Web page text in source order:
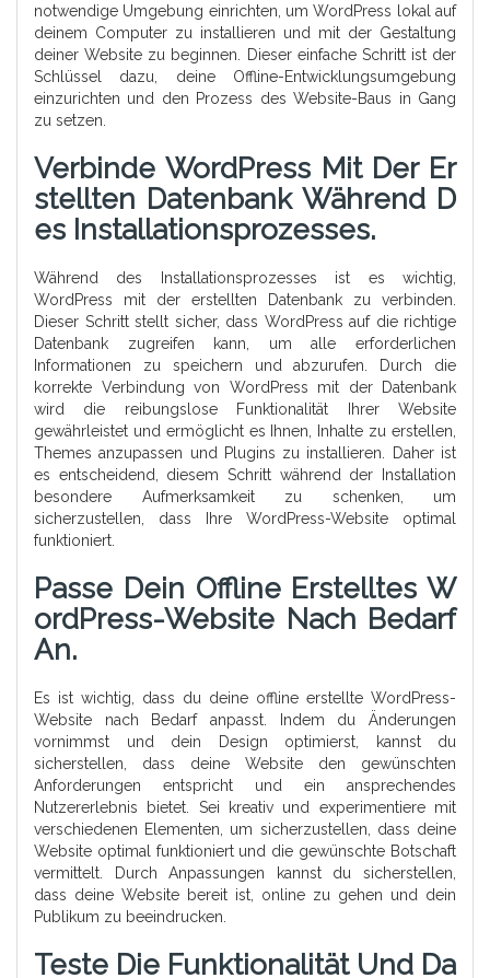
notwendige Umgebung einrichten, um WordPress lokal auf
deinem Computer zu installieren und mit der Gestaltung
deiner Website zu beginnen. Dieser einfache Schritt ist der
Schlüssel dazu, deine Offline-Entwicklungsumgebung
einzurichten und den Prozess des Website-Baus in Gang
zu setzen.
Verbinde WordPress Mit Der Er
Stellten Datenbank Während D
Es Installationsprozesses.
Während des Installationsprozesses ist es wichtig,
WordPress mit der erstellten Datenbank zu verbinden.
Dieser Schritt stellt sicher, dass WordPress auf die richtige
Datenbank zugreifen kann, um alle erforderlichen
Informationen zu speichern und abzurufen. Durch die
korrekte Verbindung von WordPress mit der Datenbank
wird die reibungslose Funktionalität Ihrer Website
gewährleistet und ermöglicht es Ihnen, Inhalte zu erstellen,
Themes anzupassen und Plugins zu installieren. Daher ist
es entscheidend, diesem Schritt während der Installation
besondere Aufmerksamkeit zu schenken, um
sicherzustellen, dass Ihre WordPress-Website optimal
funktioniert.
Passe Dein Offline Erstelltes W
OrdPress-Website Nach Bedarf
An.
Es ist wichtig, dass du deine offline erstellte WordPress-
Website nach Bedarf anpasst. Indem du Änderungen
vornimmst und dein Design optimierst, kannst du
sicherstellen, dass deine Website den gewünschten
Anforderungen entspricht und ein ansprechendes
Nutzererlebnis bietet. Sei kreativ und experimentiere mit
verschiedenen Elementen, um sicherzustellen, dass deine
Website optimal funktioniert und die gewünschte Botschaft
vermittelt. Durch Anpassungen kannst du sicherstellen,
dass deine Website bereit ist, online zu gehen und dein
Publikum zu beeindrucken.
Teste Die Funktionalität Und Da